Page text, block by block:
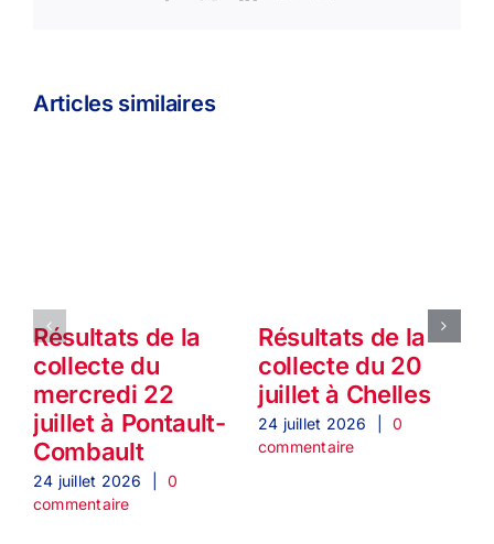
Articles similaires
Résultats de la
collecte du
mercredi 22
juillet à Pontault-
Combault
24 juillet 2026
0
commentaire
Résultats de la
collecte du 20
juillet à Chelles
24 juillet 2026
0
commentaire